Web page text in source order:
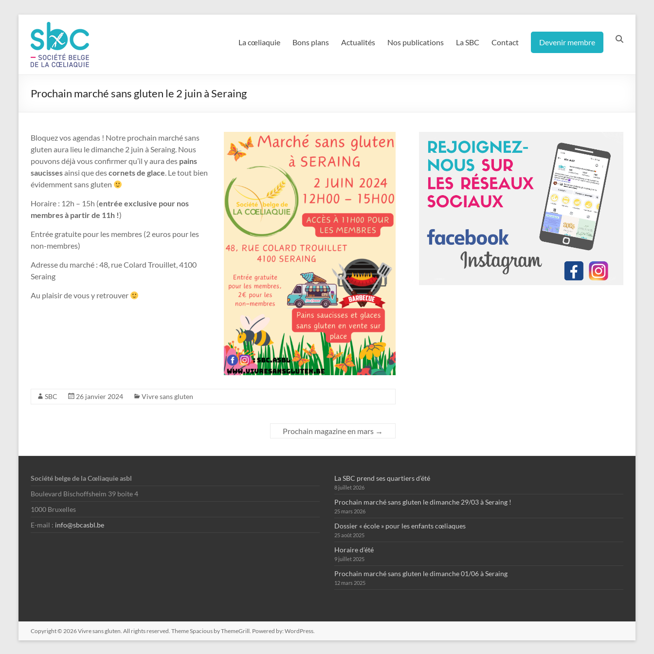
contenu
Vivre
sans
gluten
Société
Cœliaquie
asbl
La cœliaquie Bons plans Actualités Nos publications La SBC Contact Devenir membre
Prochain marché sans gluten le 2 juin à Seraing
Bloquez vos agendas ! Notre prochain marché sans
gluten aura lieu le dimanche 2 juin à Seraing. Nous
pouvons déjà vous confirmer qu’il y aura des pains
saucissesainsi que descornets de glace. Le tout bien
évidemment sans gluten
Horaire : 12h – 15h (entrée exclusive pour nos
membres à partir de 11h !)
Entrée gratuite pour les membres (2 euros pour les
non-membres)
Adresse du marché : 48, rue Colard Trouillet, 4100
Seraing
Au plaisir de vous y retrouver
SBC 26 janvier 2024 Vivre sans gluten
Prochain magazine en mars →
Société belge de la Cœliaquie asbl
Boulevard Bischoffsheim 39 boite 4
1000 Bruxelles
E-mail : info@sbcasbl.be
La SBC prend ses quartiers d’été
8 juillet 2026
Prochain marché sans gluten le dimanche 29/03 à Seraing !
25 mars 2026
Dossier « école » pour les enfants cœliaques
25 août 2025
Horaire d’été
9 juillet 2025
Prochain marché sans gluten le dimanche 01/06 à Seraing
12 mars 2025
Copyright © 2026Vivre sans gluten. All rights reserved. ThemeSpacious by ThemeGrill. Powered by: WordPress.